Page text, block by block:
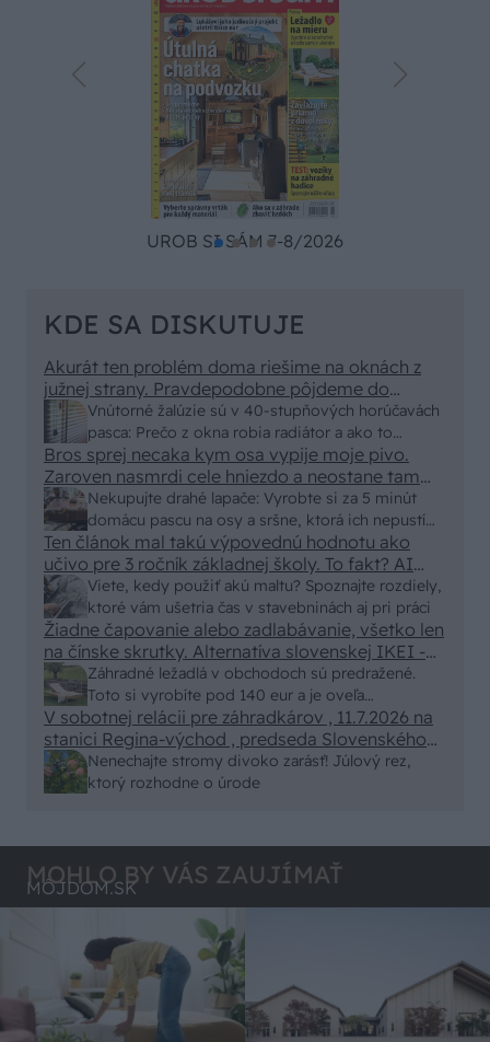
UROB SI SÁM 7-8/2026
KDE SA DISKUTUJE
Vnútorné žalúzie sú v 40-stupňových horúčavách
pasca: Prečo z okna robia radiátor a ako to
vyriešiť za pár eur?
Akurát ten problém doma riešime na oknách z
južnej strany. Pravdepodobne pôjdeme do
vonkajšieho tienenia na spôsob markízy
250x150cm. Čínsky predajcovia idú okolo 100
eur kus.
Nekupujte drahé lapače: Vyrobte si za 5 minút
domácu pascu na osy a sršne, ktorá ich nepustí
von
Bros sprej necaka kym osa vypije moje pivo.
Zaroven nasmrdi cele hniezdo a neostane tam
nic zive. Vasa pasca naucinke moc efektivne.
Skor pritiahne slimaky
Viete, kedy použiť akú maltu? Spoznajte rozdiely,
ktoré vám ušetria čas v stavebninách aj pri práci
Ten článok mal takú výpovednú hodnotu ako
učivo pre 3 ročník základnej školy. To fakt? AI
alebo nejaka kniha z VŠ? Dnešné rychlotvrdnuce
malty - pevnosť 40 Mpa a doba schnutia tak 15
minut , k tomu vodotesné s kryštálikou. A rozdiel
- schnutie a zretie. Nič?
Záhradné ležadlá v obchodoch sú predražené.
Toto si vyrobíte pod 140 eur a je oveľa
pohodlnejšie!
Žiadne čapovanie alebo zadlabávanie, všetko len
na čínske skrutky. Alternatíva slovenskej IKEI -
čo sa týka pevnosti. Autor si nedal veľa námahy s
remeselným spracovaním, škoda. No lepšie než
ten odpad z DTD predávaný v Kauflande alebo
Lídli.
Nenechajte stromy divoko zarásť! Júlový rez,
ktorý rozhodne o úrode
V sobotnej relácii pre záhradkárov , 11.7.2026 na
stanici Regina-východ , predseda Slovenského
zväzu záhradkárov pán Jakubech tvrdil, že to, že
vlky sú neproduktívne , nie je pravda. Aj vlky je
MOHLO BY VÁS ZAUJÍMAŤ
MÔJDOM.SK